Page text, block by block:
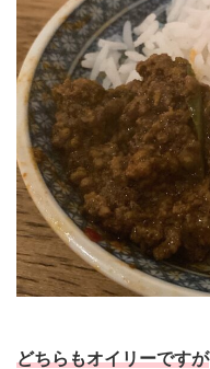
どちらもオイリーですが